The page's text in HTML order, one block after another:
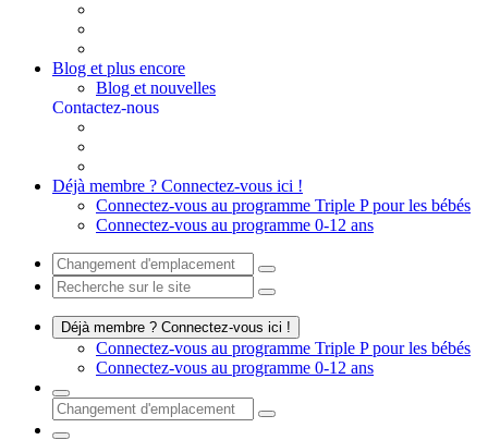
Blog et plus encore
Blog et nouvelles
Contactez-nous
Déjà membre ? Connectez-vous ici !
Connectez-vous au programme Triple P pour les bébés
Connectez-vous au programme 0-12 ans
Déjà membre ? Connectez-vous ici !
Connectez-vous au programme Triple P pour les bébés
Connectez-vous au programme 0-12 ans